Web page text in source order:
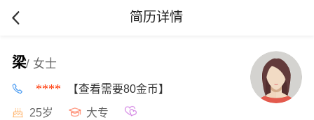
简历详情
梁/ 女士
**** 【查看需要80金币】
25岁 大专